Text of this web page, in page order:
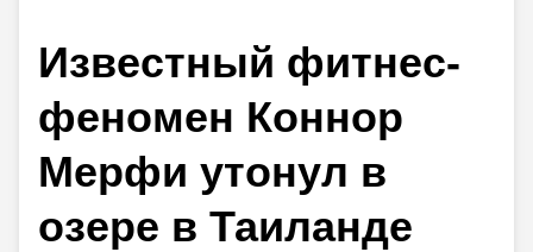
Известный фитнес-
феномен Коннор
Мерфи утонул в
озере в Таиланде